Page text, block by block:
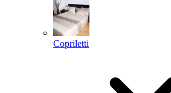
Copriletti